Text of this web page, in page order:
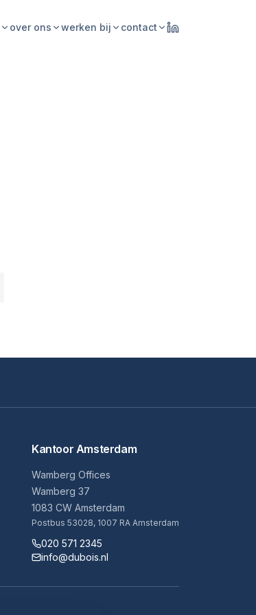
over ons werken bij contact
Kantoor Amsterdam
Wamberg Offices
Wamberg 37
1083 CW Amsterdam
Postbus 53028, 1007 RA Amsterdam
020 571 2345
info@dubois.nl